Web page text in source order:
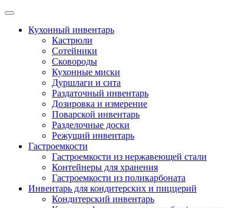
Skip
contentКухонный инвентарь
Кастрюли
Сотейники
Сковороды
Кухонные миски
Дуршлаги и сита
Раздаточный инвентарь
Дозировка и измерение
Поварской инвентарь
Разделочные доски
Режущий инвентарь
Гастроемкости
Гастроемкости из нержавеющей стали
Контейнеры для хранения
Гастроемкости из поликарбоната
Инвентарь для кондитерских и пиццерий
Кондитерский инвентарь